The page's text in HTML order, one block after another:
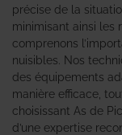
précise de la
minimisant ainsi les
comprenons
nuisibles. Nos
des équipements
manière efficace,
choisissant As de
d’une expertise